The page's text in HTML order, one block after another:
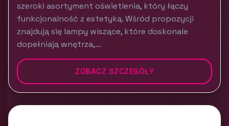
szeroki asortyment oświetlenia, który łączy
funkcjonalność z estetyką. Wśród propozycji
znajdują się lampy wiszące, które doskonale
dopełniają wnętrza,...
ZOBACZ SZCZEGÓŁY